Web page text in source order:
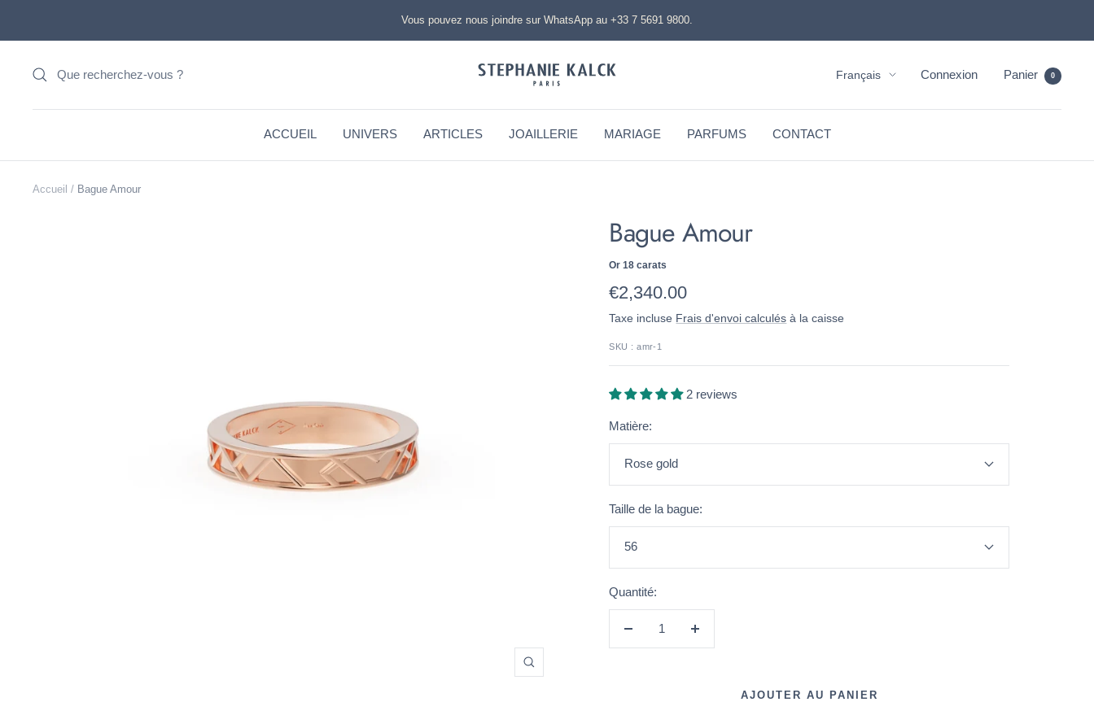
Vous pouvez nous joindre sur WhatsApp au +33 7 5691 9800.
STEPHANIE
Langue
Français Connexion Panier 0
ACCUEIL UNIVERS ARTICLES JOAILLERIE MARIAGE PARFUMS CONTACT
Accueil Bague Amour
Zoom
Bague Amour
Or 18 carats
Prix
de
vente
€2,340.00
Taxe incluse Frais d'envoi calculés à la caisse
SKU :amr-1
2 reviews
Matière:
Rose gold
Taille de la bague:
56
Quantité:
Réduire
Augmenter
AJOUTER AU PANIER